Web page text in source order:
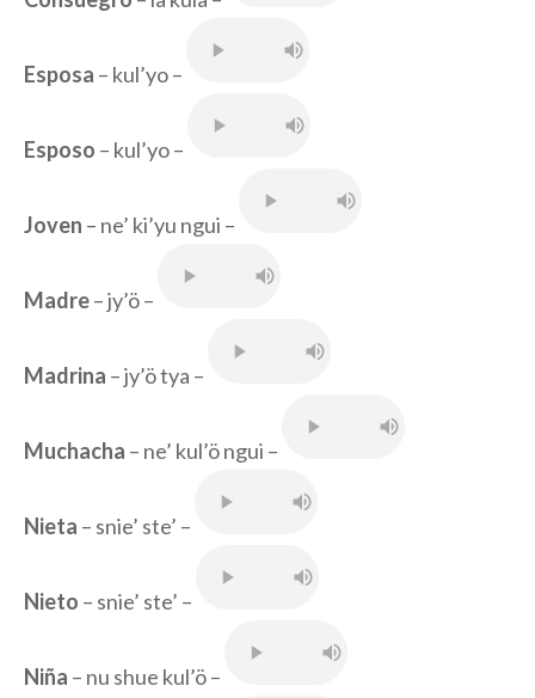
Esposa – kul’yo –
Esposo – kul’yo –
Joven – ne’ ki’yu ngui –
Madre– jy’ö –
Madrina – jy’ö tya –
Muchacha – ne’ kul’ö ngui –
Nieta – snie’ ste’ –
Nieto – snie’ ste’ –
Niña – nu shue kul’ö –